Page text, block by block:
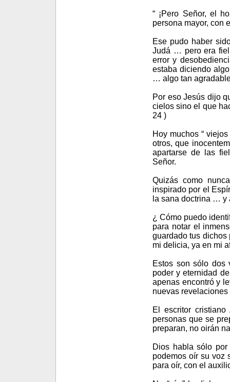
“ ¡Pero Señor, el
persona mayor, con
Ese pudo haber
Judá … pero era fiel
error y
estaba diciendo
… algo tan
Por eso Jesús dijo
cielos sino el que
24 )
Hoy muchos “
otros, que
apartarse de las
Señor.
Quizás como
inspirado por el
la sana doctrina … y
¿ Cómo puedo
para notar el
guardado tus dichos
mi delicia, ya en mi
Estos son sólo dos
poder y eternidad
apenas encontró y
nuevas
El escritor
personas que se
preparan, no oirán
Dios habla sólo
podemos oír su voz
para oír, con el